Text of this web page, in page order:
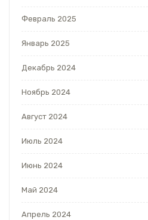
Февраль 2025
Январь 2025
Декабрь 2024
Ноябрь 2024
Август 2024
Июль 2024
Июнь 2024
Май 2024
Апрель 2024